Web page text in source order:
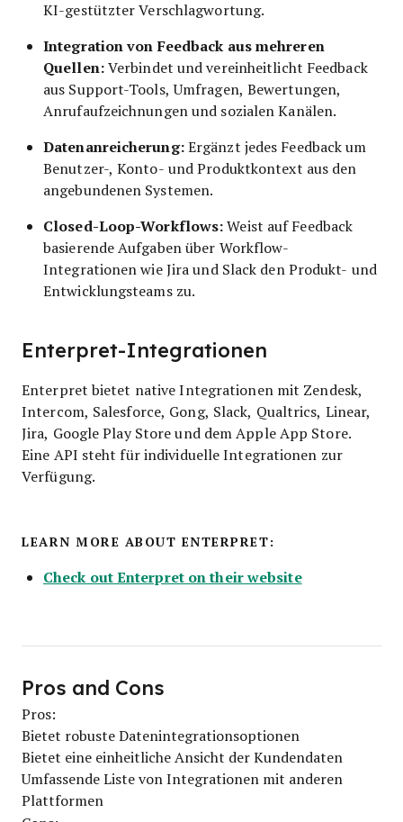
KI-gestützter Verschlagwortung.
Integration von Feedback aus mehreren
Quellen:Verbindet und vereinheitlicht Feedback
aus Support-Tools, Umfragen, Bewertungen,
Anrufaufzeichnungen und sozialen Kanälen.
Datenanreicherung:Ergänzt jedes Feedback um
Benutzer-, Konto- und Produktkontext aus den
angebundenen Systemen.
Closed-Loop-Workflows:Weist auf Feedback
basierende Aufgaben über Workflow-
Integrationen wie Jira und Slack den Produkt- und
Entwicklungsteams zu.
Enterpret-Integrationen
Enterpret bietet native Integrationen mit Zendesk,
Intercom, Salesforce, Gong, Slack, Qualtrics, Linear,
Jira, Google Play Store und dem Apple App Store.
Eine API steht für individuelle Integrationen zur
Verfügung.
LEARN MORE ABOUT ENTERPRET:
Check out Enterpret on their website
Pros and Cons
Pros:
Bietet robuste Datenintegrationsoptionen
Bietet eine einheitliche Ansicht der Kundendaten
Umfassende Liste von Integrationen mit anderen
Plattformen